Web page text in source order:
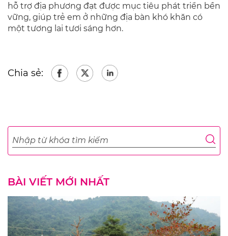
hỗ trợ địa phương đạt được mục tiêu phát triển bền
vững, giúp trẻ em ở những địa bàn khó khăn có
một tương lai tươi sáng hơn.
Chia sẻ:
BÀI VIẾT MỚI NHẤT